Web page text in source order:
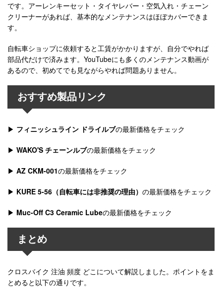
です。アーレンキーセット・タイヤレバー・空気入れ・チェーン
クリーナーがあれば、基本的なメンテナンスはほぼカバーできま
す。
自転車ショップに依頼すると工賃がかかりますが、自分でやれば
部品代だけで済みます。YouTubeにも多くのメンテナンス動画が
あるので、初めてでも見ながらやれば問題ありません。
おすすめ製品リンク
▶ フィニッシュライン ドライルブの最新価格をチェック
▶ WAKO'S チェーンルブの最新価格をチェック
▶ AZ CKM-001の最新価格をチェック
▶ KURE 5-56（自転車には非推奨の理由） の最新価格をチェック
▶ Muc-Off C3 Ceramic Lubeの最新価格をチェック
まとめ
クロスバイク 注油 頻度 どこについて解説しました。ポイントをま
とめると以下の通りです。